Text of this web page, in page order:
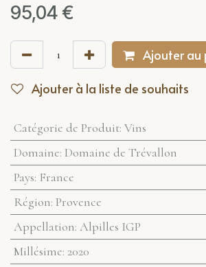
95,04€
Ajouter au
Ajouter à la liste de souhaits
Catégorie de Produit: Vins
Domaine: Domaine de Trévallon
Pays: France
Région: Provence
Appellation: Alpilles IGP
Millésime: 2020